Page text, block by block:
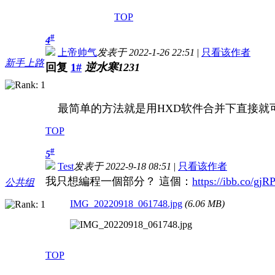
TOP
新手上路
4#
上帝帅气发表于 2022-1-26 22:51 | 只看该作者
回复 1# 逆水寒1231
最简单的方法就是用HXD软件合并下直接就
TOP
公共组
5#
Test发表于 2022-9-18 08:51 | 只看该作者
我只想編程一個部分？ 這個： https://ibb.co/
IMG_20220918_061748.jpg (6.06 MB)
TOP